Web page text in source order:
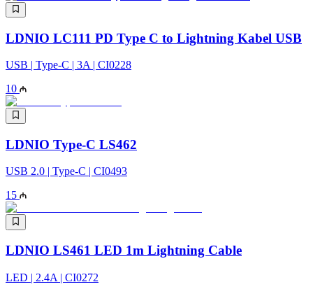
LDNIO LC111 PD Type C to Lightning Kabel USB
USB | Type-C | 3A | CI0228
10
LDNIO Type-C LS462
USB 2.0 | Type-C | CI0493
15
LDNIO LS461 LED 1m Lightning Cable
LED | 2.4A | CI0272